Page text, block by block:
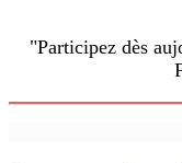
"Participez dès